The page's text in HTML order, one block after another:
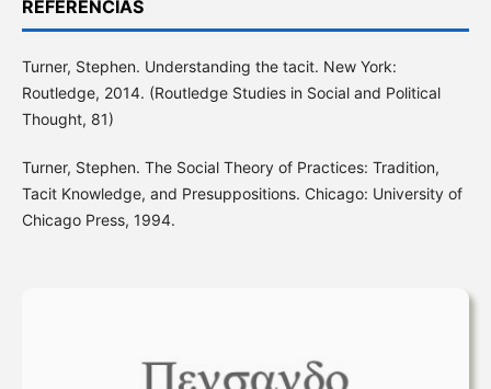
REFERÊNCIAS
Turner, Stephen. Understanding the tacit. New York:
Routledge, 2014. (Routledge Studies in Social and Political
Thought, 81)
Turner, Stephen. The Social Theory of Practices: Tradition,
Tacit Knowledge, and Presuppositions. Chicago: University of
Chicago Press, 1994.